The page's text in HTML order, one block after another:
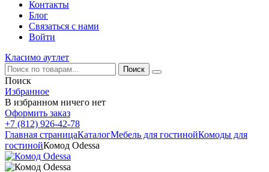
Контакты
Блог
Связаться с нами
Войти
Класимо аутлет
Поиск
Избранное
В избранном ничего нет
Оформить заказ
+7 (812) 926-42-78
Главная страницаКаталогМебель для гостинойКомоды для
гостинойКомод Odessa